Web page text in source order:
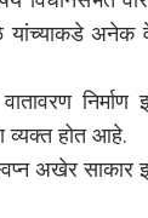
अनेक
निर्माण
व्यक्त होत आहे.
अखेर साकार